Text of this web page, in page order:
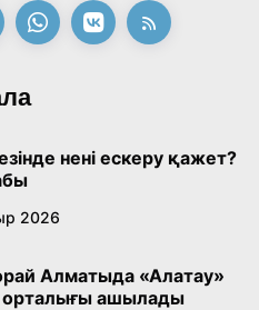
нені ескеру қажет?
2026
Алматыда «Алатау»
орталығы ашылады